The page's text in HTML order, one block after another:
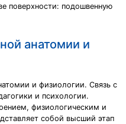
поверхности: подошвенную
анатомии и
и физиологии. Связь с
и психологии.
физиологическим и
собой высший этап